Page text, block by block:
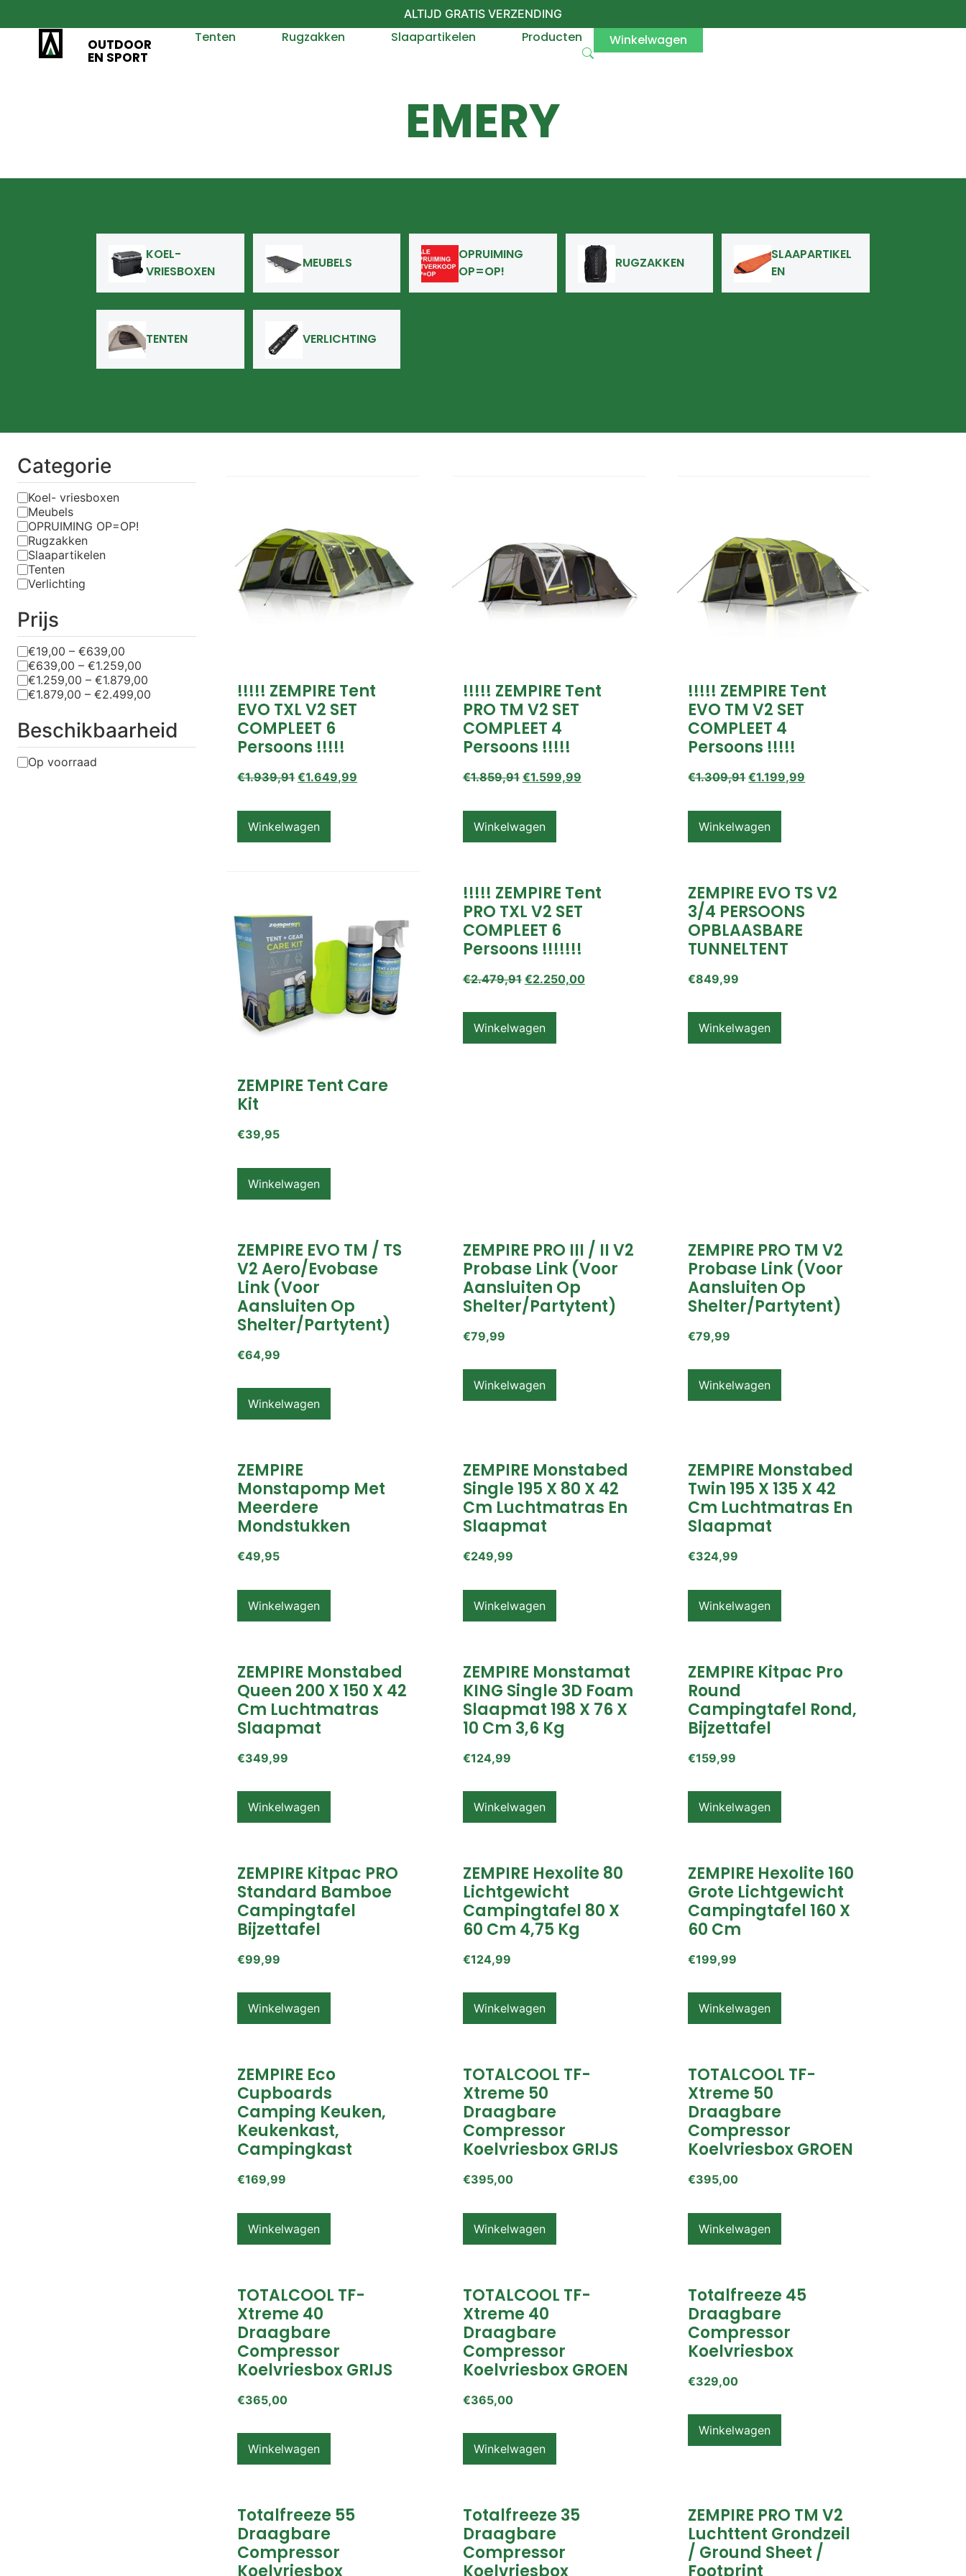
ALTIJD GRATIS VERZENDING
OUTDOOR
EN SPORT
Tenten Rugzakken Slaapartikelen Producten Winkelwagen
EMERY
KOEL-
VRIESBOXEN
MEUBELS
OPRUIMING
OP=OP!
RUGZAKKEN
SLAAPARTIKEL
EN
TENTEN VERLICHTING
Categorie
Koel- vriesboxen
Meubels
OPRUIMING OP=OP!
Rugzakken
Slaapartikelen
Tenten
Verlichting
Prijs
€19,00 – €639,00
€639,00 – €1.259,00
€1.259,00 – €1.879,00
€1.879,00 – €2.499,00
Beschikbaarheid
Op voorraad
!!!!! ZEMPIRE Tent
EVO TXL V2 SET
COMPLEET 6
Persoons !!!!!
€1.939,91 €1.649,99
Winkelwagen
!!!!! ZEMPIRE Tent
PRO TM V2 SET
COMPLEET 4
Persoons !!!!!
€1.859,91 €1.599,99
Winkelwagen
!!!!! ZEMPIRE Tent
EVO TM V2 SET
COMPLEET 4
Persoons !!!!!
€1.309,91 €1.199,99
Winkelwagen
ZEMPIRE Tent Care
Kit
€39,95
Winkelwagen
!!!!! ZEMPIRE Tent
PRO TXL V2 SET
COMPLEET 6
Persoons !!!!!!!
€2.479,91 €2.250,00
Winkelwagen
ZEMPIRE EVO TS V2
3/4 PERSOONS
OPBLAASBARE
TUNNELTENT
€849,99
Winkelwagen
ZEMPIRE EVO TM / TS
V2 Aero/Evobase
Link (voor
Aansluiten Op
Shelter/partytent)
€64,99
Winkelwagen
ZEMPIRE PRO III / II V2
Probase Link (voor
Aansluiten Op
Shelter/partytent)
€79,99
Winkelwagen
ZEMPIRE PRO TM V2
Probase Link (voor
Aansluiten Op
Shelter/partytent)
€79,99
Winkelwagen
ZEMPIRE
Monstapomp Met
Meerdere
Mondstukken
€49,95
Winkelwagen
ZEMPIRE Monstabed
Single 195 X 80 X 42
Cm Luchtmatras En
Slaapmat
€249,99
Winkelwagen
ZEMPIRE Monstabed
Twin 195 X 135 X 42
Cm Luchtmatras En
Slaapmat
€324,99
Winkelwagen
ZEMPIRE Monstabed
Queen 200 X 150 X 42
Cm Luchtmatras
Slaapmat
€349,99
Winkelwagen
ZEMPIRE Monstamat
KING Single 3D Foam
Slaapmat 198 X 76 X
10 Cm 3,6 Kg
€124,99
Winkelwagen
ZEMPIRE Kitpac Pro
Round
Campingtafel Rond,
Bijzettafel
€159,99
Winkelwagen
ZEMPIRE Kitpac PRO
Standard Bamboe
Campingtafel
Bijzettafel
€99,99
Winkelwagen
ZEMPIRE Hexolite 80
Lichtgewicht
Campingtafel 80 X
60 Cm 4,75 Kg
€124,99
Winkelwagen
ZEMPIRE Hexolite 160
Grote Lichtgewicht
Campingtafel 160 X
60 Cm
€199,99
Winkelwagen
ZEMPIRE Eco
Cupboards
Camping Keuken,
Keukenkast,
Campingkast
€169,99
Winkelwagen
TOTALCOOL TF-
Xtreme 50
Draagbare
Compressor
Koelvriesbox GRIJS
€395,00
Winkelwagen
TOTALCOOL TF-
Xtreme 50
Draagbare
Compressor
Koelvriesbox GROEN
€395,00
Winkelwagen
TOTALCOOL TF-
Xtreme 40
Draagbare
Compressor
Koelvriesbox GRIJS
€365,00
Winkelwagen
TOTALCOOL TF-
Xtreme 40
Draagbare
Compressor
Koelvriesbox GROEN
€365,00
Winkelwagen
Totalfreeze 45
Draagbare
Compressor
Koelvriesbox
€329,00
Winkelwagen
Totalfreeze 55
Draagbare
Compressor
Koelvriesbox
Totalfreeze 35
Draagbare
Compressor
Koelvriesbox
ZEMPIRE PRO TM V2
Luchttent Grondzeil
/ Ground Sheet /
Footprint